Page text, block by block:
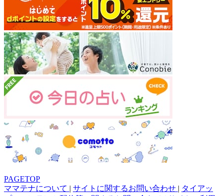
PAGETOP
ママテナについて | サイトに関するお問い合わせ | タイアッ